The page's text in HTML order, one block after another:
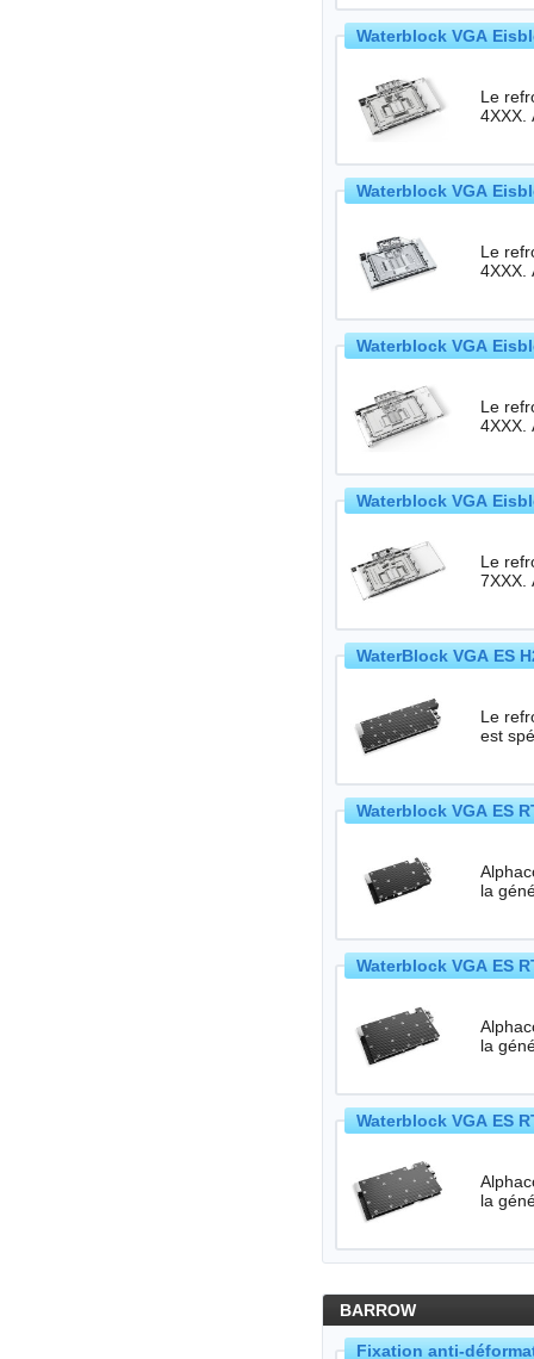
Waterblock VGA
Le
4XXX.
Waterblock VGA
Le
4XXX.
Waterblock VGA
Le
4XXX.
Waterblock VGA
Le
7XXX.
WaterBlock VGA ES
Le
est
Waterblock VGA ES
Waterblock VGA ES
Waterblock VGA ES
BARROW
Fixation anti-